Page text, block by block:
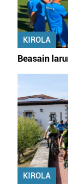
KIROLA
Beasain
KIROLA